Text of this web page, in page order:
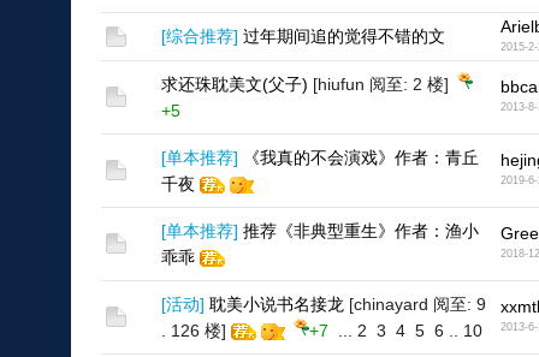
[综合推荐] 过年期间追的觉得不错的文
2015-
求还珠耽美文(父子) [hiufun 阅至: 2 楼]
+5
2013-
[单本推荐]
《我真的不会演戏》作者：青丘
千夜
2019-
[单本推荐] 推荐《非典型重生》作者：渔小
乖乖
2018-
[活动] 耽美小说书名接龙 [chinayard 阅至: 9
. 126 楼]
+7 2 3 4 5 6 10
xxmtl
2013-